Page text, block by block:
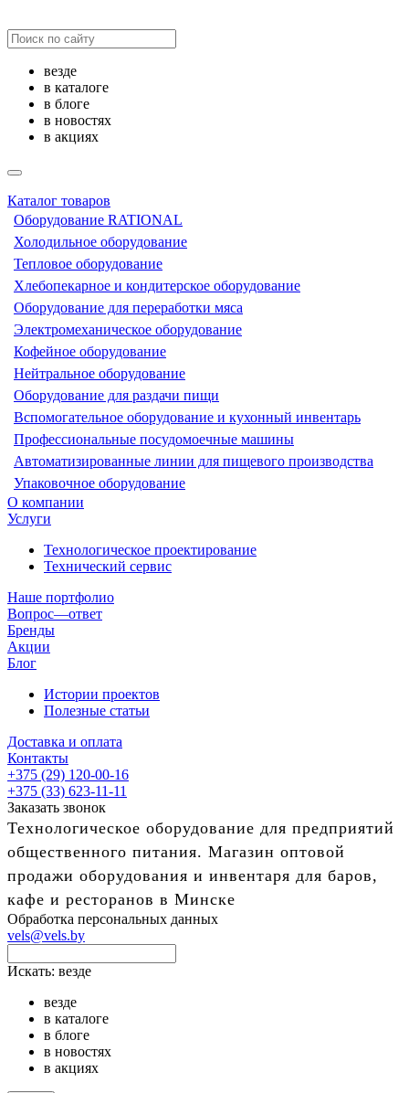
везде
в каталоге
в блоге
в новостях
в акциях
Каталог товаров
Оборудование RATIONAL
Холодильное оборудование
Тепловое оборудование
Хлебопекарное и кондитерское оборудование
Оборудование для переработки мяса
Электромеханическое оборудование
Кофейное оборудование
Нейтральное оборудование
Оборудование для раздачи пищи
Вспомогательное оборудование и кухонный инвентарь
Профессиональные посудомоечные машины
Автоматизированные линии для пищевого производства
Упаковочное оборудование
О компании
Услуги
Технологическое проектирование
Технический сервис
Наше портфолио
Вопрос—ответ
Бренды
Акции
Блог
Истории проектов
Полезные статьи
Доставка и оплата
Контакты
+375 (29) 120-00-16
+375 (33) 623-11-11
Заказать звонок
Технологическое оборудование для предприятий
общественного питания. Магазин оптовой
продажи оборудования и инвентаря для баров,
кафе и ресторанов в Минске
Обработка персональных данных
vels@vels.by
Искать: везде
везде
в каталоге
в блоге
в новостях
в акциях